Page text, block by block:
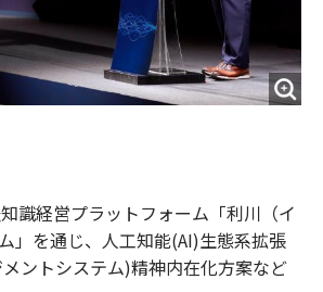
識経営プラットフォーム「利川（イ
」を通じ、人工知能(AI)生態系拡張
メントシステム)精神内在化方案など